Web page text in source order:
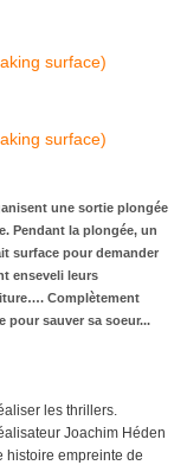
une sortie plongée
Pendant la plongée, un
surface pour demander
enseveli leurs
Complètement
pour sauver sa soeur...
les thrillers.
Joachim Héden
histoire empreinte de